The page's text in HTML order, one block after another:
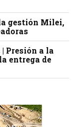
gestión Milei,
Presión a la
entrega de